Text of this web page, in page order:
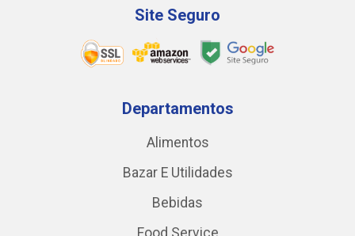
Site Seguro
Departamentos
Alimentos
Bazar E Utilidades
Bebidas
Food Service